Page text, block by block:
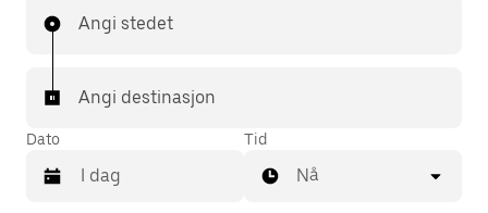
Angi stedet
Angi destinasjon
Dato Tid
Nå